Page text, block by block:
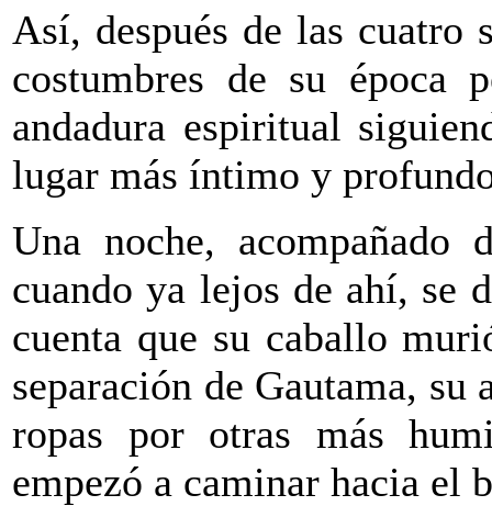
Así, después de las cuatro
costumbres de su época
andadura espiritual
lugar más íntimo y
Una noche,
cuando ya lejos de ahí, se
cuenta que su caballo
separación de Gautama,
ropas por otras más
empezó a caminar hacia el